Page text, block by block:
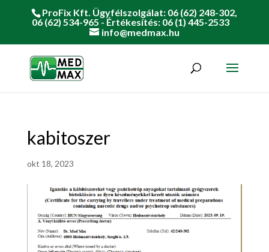
ProFix Kft. Ügyfélszolgálat: 06 (62) 248-302,
06 (62) 534-965 - Értékesítés: 06 (1) 445-2533
info@medmax.hu
kabitoszer
okt 18, 2023